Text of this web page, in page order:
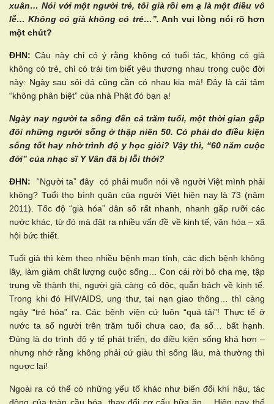
xuân… Nói với một người trẻ, tôi già rồi em ạ là một điều vô
lễ… Không có già không có trẻ…”. Anh vui lòng nói rõ hơn
một chút?
ĐHN: Câu này chỉ có ý rằng không có tuổi tác, không có già
không có trẻ, chỉ có trái tim biết yêu thương nhau trong cuộc đời
này: Ngày sau sỏi đá cũng cần có nhau kia mà! Đây là cái tâm
“không phân biệt” của nhà Phật đó bạn ạ!
Ngày nay người ta sống đến cả trăm tuổi, một thời gian gấp
đôi những người sống ở thập niên 50. Có phải do điều kiện
sống tốt hay nhờ trình độ y học giỏi? Vậy thì, “60 năm cuộc
đời” của nhạc sĩ Y Vân đã bị lỗi thời?
ĐHN: “Người ta” đây có phải muốn nói về người Việt mình phải
không? Tuổi thọ bình quân của người Việt hiện nay là 73 (năm
2011). Tốc độ “già hóa” dân số rất nhanh, nhanh gấp rưỡi các
nước khác, từ đó mà đặt ra nhiều vấn đề về kinh tế, văn hóa – xã
hội bức thiết.
Tuổi già thì kèm theo nhiều bệnh mạn tính, các dịch bệnh không
lây, làm giảm chất lượng cuộc sống… Con cái rời bỏ cha mẹ, tập
trung về thành thị, người già càng cô độc, quẫn bách về kinh tế.
Trong khi đó HIV/AIDS, ung thư, tai nạn giao thông… thì càng
ngày “trẻ hóa” ra. Các bệnh viện cứ luôn “quá tải”! Thực tế ở
nước ta số người trên trăm tuổi chưa cao, đa số… bất hạnh.
Đúng là do trình độ y tế phát triển, do điều kiện sống khá hơn –
nhưng nhớ rằng không phải cứ giàu thì sống lâu, mà thường thì
ngược lại!
Ngoài ra có thể có những yếu tố khác như biến đổi khí hậu, tác